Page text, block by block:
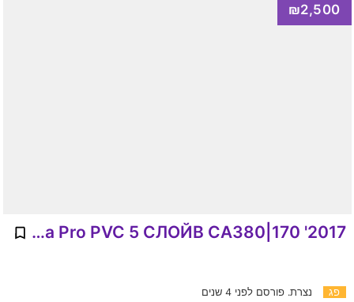
₪2,500
2017' Sea Pro PVC 5 СЛОЙВ CA380|170
פג נצרת.פורסם לפני 4 שנים